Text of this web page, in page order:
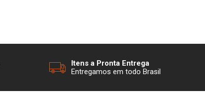
Itens a Pronta Entrega
Entregamos em todo Brasil